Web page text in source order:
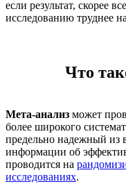
если результат, скорее
исследованию труднее
Что
Мета-анализ может
более широкого
предельно надежный из
информации об
проводится на
исследованиях.